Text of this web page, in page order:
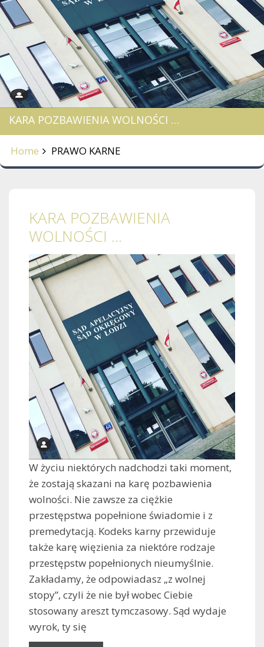
KARA POZBAWIENIA WOLNOŚCI …
Home PRAWO KARNE
KARA POZBAWIENIA
WOLNOŚCI …
W życiu niektórych nadchodzi taki moment,
że zostają skazani na karę pozbawienia
wolności. Nie zawsze za ciężkie
przestępstwa popełnione świadomie i z
premedytacją. Kodeks karny przewiduje
także karę więzienia za niektóre rodzaje
przestępstw popełnionych nieumyślnie.
Zakładamy, że odpowiadasz „z wolnej
stopy”, czyli że nie był wobec Ciebie
stosowany areszt tymczasowy. Sąd wydaje
wyrok, ty się